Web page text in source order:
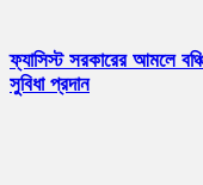
ফ্যাসিস্ট সরকারের আমলে
সুবিধা প্রদান